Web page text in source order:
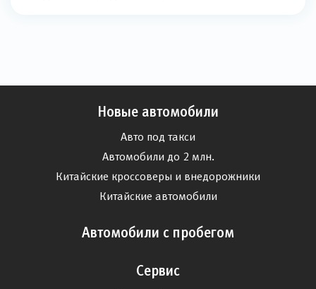
Новые автомобили
Авто под такси
Автомобили до 2 млн.
Китайские кроссоверы и внедорожники
Китайские автомобили
Автомобили с пробегом
Сервис